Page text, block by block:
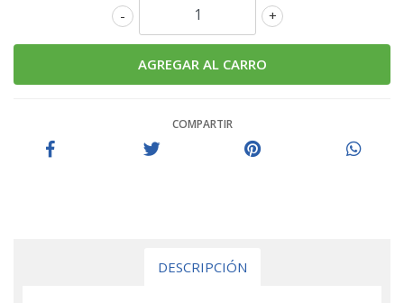
+
-
COMPARTIR
DESCRIPCIÓN